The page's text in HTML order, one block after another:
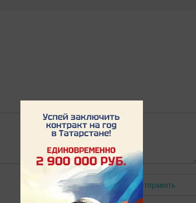
Авторизоваться Отправить